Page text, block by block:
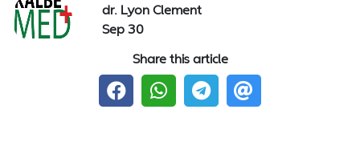
dr. Lyon Clement
Sep 30
Share this article